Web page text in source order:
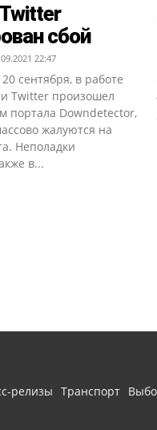
сбой
22:47
сентября, в работе
Twitter произошел
портала Downdetector,
жалуются на
Неполадки
в...
релизы Транспорт